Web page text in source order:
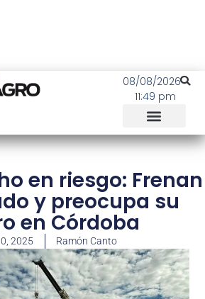
08/08/2026
11:49 pm
en riesgo: Frenan
y preocupa su
en Córdoba
2025 Ramón Canto